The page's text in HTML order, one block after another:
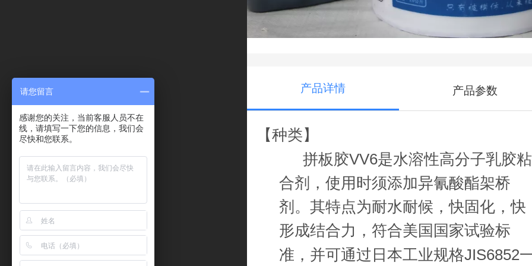
产品详情 产品参数
【种类】
拼板胶VV6是水溶性高分子乳胶粘
合剂，使用时须添加异氰酸酯架桥
剂。其特点为耐水耐候，快固化，快
形成结合力，符合美国国家试验标
准，并可通过日本工业规格JIS6852
请您留言
感谢您的关注，当前客服人员不在
线，请填写一下您的信息，我们会
尽快和您联系。